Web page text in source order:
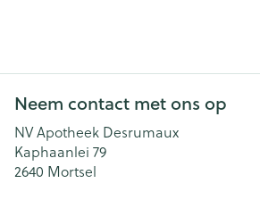
Neem contact met ons op
NV Apotheek Desrumaux
Kaphaanlei 79
2640 Mortsel